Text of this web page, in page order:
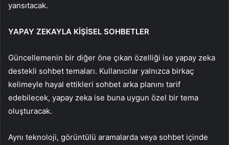
yansıtacak.
YAPAY ZEKAYLA KİŞİSEL SOHBETLER
Güncellemenin bir diğer öne çıkan özelliği ise yapay zeka
destekli sohbet temaları. Kullanıcılar yalnızca birkaç
kelimeyle hayal ettikleri sohbet arka planını tarif
edebilecek, yapay zeka ise buna uygun özel bir tema
oluşturacak.
Aynı teknoloji, görüntülü aramalarda veya sohbet içinde